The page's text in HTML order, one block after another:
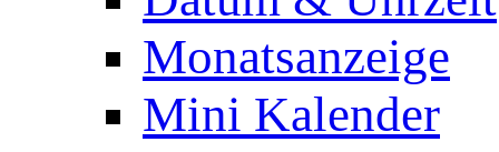
Monatsanzeige
Mini Kalender